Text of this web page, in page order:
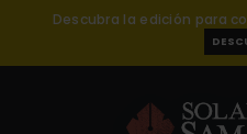
Descubra la edición para